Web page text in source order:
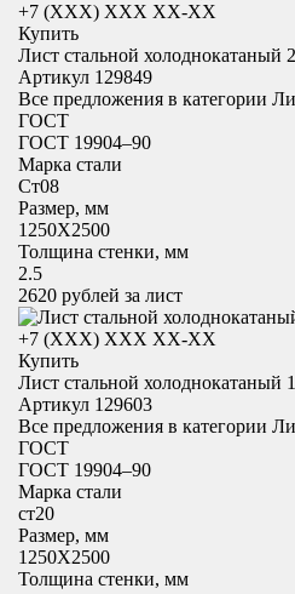
+7 (XXX) ХХХ ХХ-ХХ
Купить
Лист стальной холоднокатаный
Артикул 129849
Все предложения в категории
ГОСТ
ГОСТ 19904–90
Марка стали
Ст08
Размер, мм
1250X2500
Толщина стенки, мм
2.5
2620 рублей за лист
+7 (XXX) ХХХ ХХ-ХХ
Купить
Лист стальной холоднокатаный
Артикул 129603
Все предложения в категории
ГОСТ
ГОСТ 19904–90
Марка стали
ст20
Размер, мм
1250X2500
Толщина стенки, мм